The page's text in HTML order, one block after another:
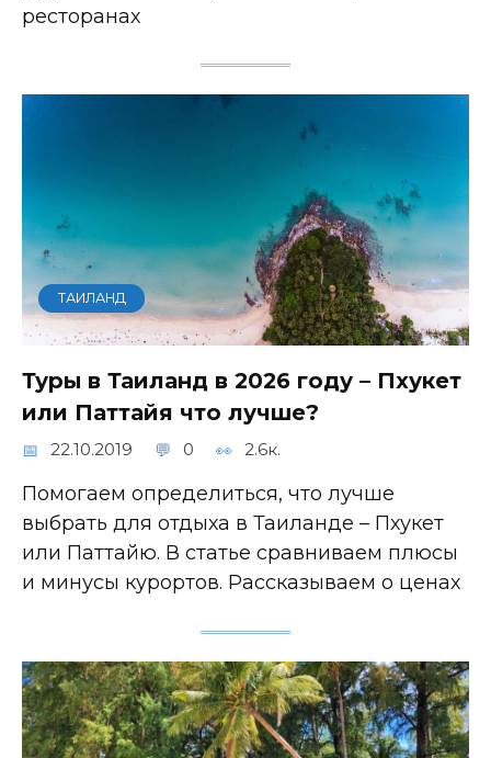
ресторанах
ТАИЛАНД
Туры в Таиланд в 2026 году – Пхукет
или Паттайя что лучше?
22.10.2019 0 2.6к.
Помогаем определиться, что лучше
выбрать для отдыха в Таиланде – Пхукет
или Паттайю. В статье сравниваем плюсы
и минусы курортов. Рассказываем о ценах